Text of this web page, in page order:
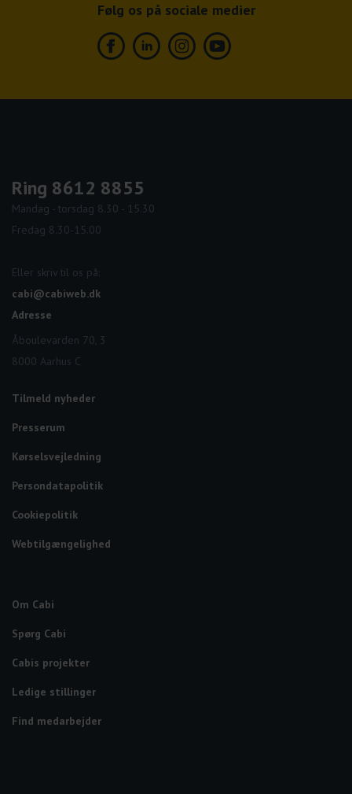
Følg os på sociale medier
Ring 8612 8855
Mandag - torsdag 8.30 - 15.30
Fredag 8.30-15.00
Eller skriv til os på:
cabi@cabiweb.dk
Adresse
Åboulevarden 70, 3
8000 Aarhus C
Tilmeld nyheder
Presserum
Kørselsvejledning
Persondatapolitik
Cookiepolitik
Webtilgængelighed
Om Cabi
Spørg Cabi
Cabis projekter
Ledige stillinger
Find medarbejder